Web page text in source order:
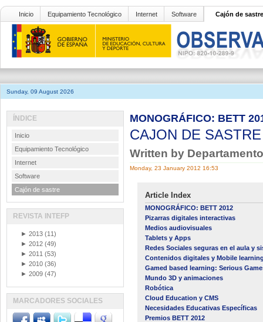
Inicio Equipamiento Tecnológico Internet Software Cajón de sastre
Sunday, 09 August 2026
MONOGRÁFICO: BETT
CAJON DE
Written by
Monday, 23 January 2012 16:53
Article Index
MONOGRÁFICO: BETT 2012
Pizarras digitales interactivas
Medios audiovisuales
Tablets y Apps
Redes Sociales seguras en el aula y
Contenidos digitales y Mobile
Gamed based learning: Serious
Mundo 3D y animaciones
Robótica
Cloud Education y CMS
Necesidades Educativas Específicas
Premios BETT 2012
ÍNDICE
Inicio
Equipamiento Tecnológico
Internet
Software
Cajón de sastre
REVISTA INTEFP
► 2013 (11)
► 2012 (49)
► 2011 (53)
► 2010 (36)
► 2009 (47)
MARCADORES SOCIALES